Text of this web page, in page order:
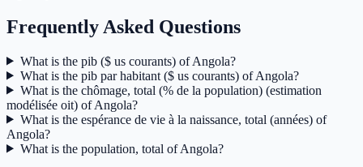
Frequently Asked Questions
What is the pib ($ us courants) of Angola?
What is the pib par habitant ($ us courants) of Angola?
What is the chômage, total (% de la population) (estimation
modélisée oit) of Angola?
What is the espérance de vie à la naissance, total (années) of
Angola?
What is the population, total of Angola?